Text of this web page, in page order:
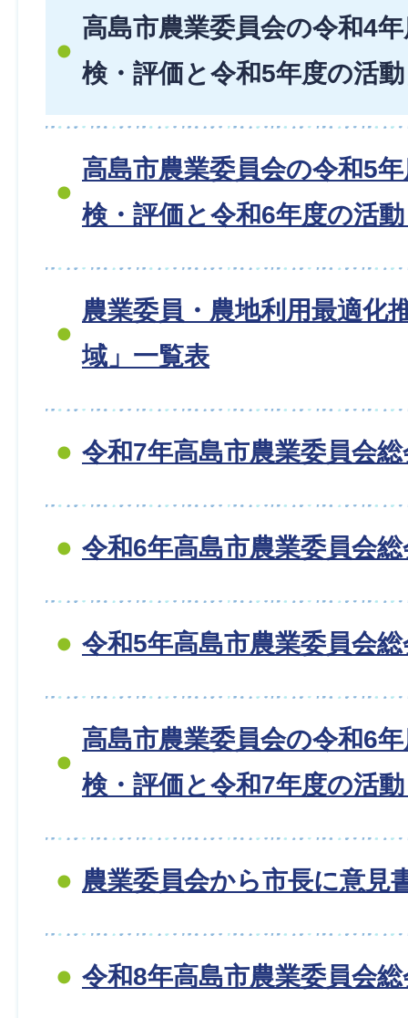
高島市農業委員会の令和4
検・評価と令和5年度の活
高島市農業委員会の令和5
検・評価と令和6年度の活
農業委員・農地利用最適化
域」一覧表
令和7年高島市農業委員会
令和6年高島市農業委員会
令和5年高島市農業委員会
高島市農業委員会の令和6
検・評価と令和7年度の活
農業委員会から市長に意見
令和8年高島市農業委員会